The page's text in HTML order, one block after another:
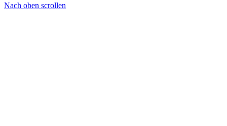
Nach oben scrollen